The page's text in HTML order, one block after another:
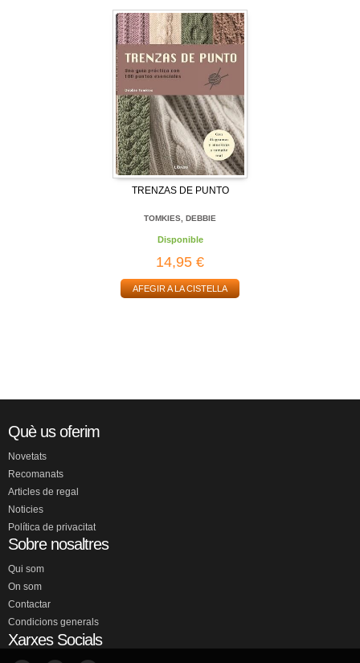
TRENZAS DE PUNTO
TOMKIES, DEBBIE
Disponible
14,95 €
AFEGIR A LA CISTELLA
Què us oferim
Novetats
Recomanats
Articles de regal
Noticies
Política de privacitat
Sobre nosaltres
Qui som
On som
Contactar
Condicions generals
Xarxes Socials